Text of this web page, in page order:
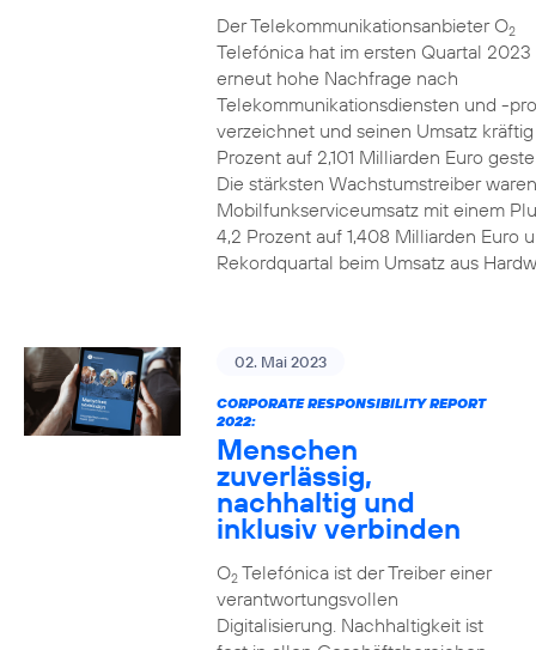
Der Telekommunikationsanbieter O2
Telefónica hat im ersten Quartal 2023
erneut hohe Nachfrage nach
Telekommunikationsdiensten und -
verzeichnet und seinen Umsatz
Prozent auf 2,101 Milliarden Euro
Die stärksten Wachstumstreiber
Mobilfunkserviceumsatz mit einem
4,2 Prozent auf 1,408 Milliarden Euro
Rekordquartal beim Umsatz aus
02. Mai 2023
CORPORATE RESPONSIBILITY REPORT
2022:
Menschen
zuverlässig,
nachhaltig und
inklusiv verbinden
O2Telefónica ist der Treiber einer
verantwortungsvollen
Digitalisierung. Nachhaltigkeit ist